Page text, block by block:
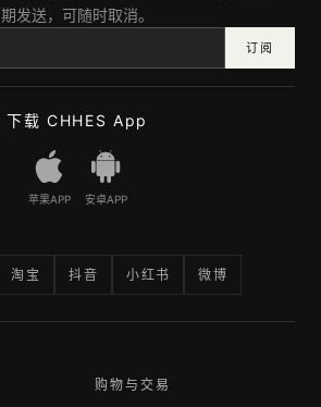
期发送，可随时取消。
订阅
下载 CHHES App
苹果APP 安卓APP
淘宝 抖音 小红书 微博
购物与交易